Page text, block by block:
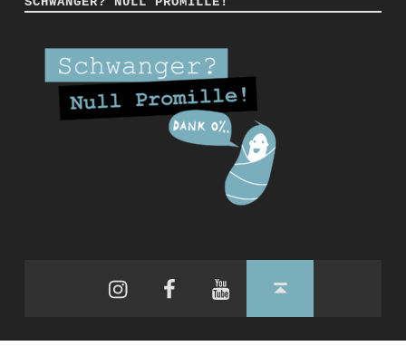
FacebookYouTubeBack to top ↑